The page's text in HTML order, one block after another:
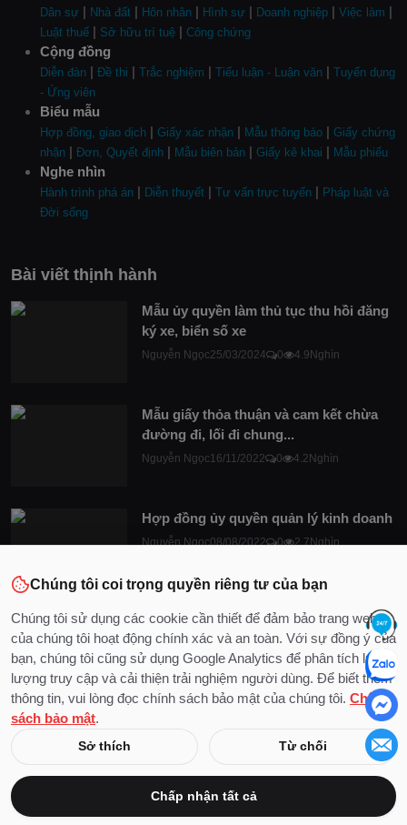
Dân sự | Nhà đất | Hôn nhân | Hình sự | Doanh nghiệp | Việc làm |
Luật thuế | Sở hữu trí tuệ | Công chứng
Cộng đồng
Diễn đàn | Đề thi | Trắc nghiệm | Tiểu luận - Luận văn | Tuyển dụng
- Ứng viên
Biểu mẫu
Hợp đồng, giao dịch | Giấy xác nhận | Mẫu thông báo | Giấy chứng
nhận | Đơn, Quyết định | Mẫu biên bản | Giấy kê khai | Mẫu phiếu
Nghe nhìn
Hành trình phá án | Diễn thuyết | Tư vấn trực tuyến | Pháp luật và
Đời sống
Bài viết thịnh hành
Mẫu ủy quyền làm thủ tục thu hồi đăng
ký xe, biển số xe
Nguyễn Ngọc25/03/2024 0 4.9Nghìn
Mẫu giấy thỏa thuận và cam kết chừa
đường đi, lối đi chung...
Nguyễn Ngọc16/11/2022 0 4.2Nghìn
Hợp đồng ủy quyền quản lý kinh doanh
Nguyễn Ngọc08/08/2022 0 2.7Nghìn
© 2020 - 2026 Bản quyền thuộc về DocLuat
Chúng tôi coi trọng quyền riêng tư của bạn
Chúng tôi sử dụng các cookie cần thiết để đảm bảo trang web
của chúng tôi hoạt động chính xác và an toàn. Với sự đồng ý của
bạn, chúng tôi cũng sử dụng Google Analytics để phân tích lưu
lượng truy cập và cải thiện trải nghiệm người dùng. Để biết thêm
thông tin, vui lòng đọc chính sách bảo mật của chúng tôi. Chính
sách bảo mật.
Sở thích Từ chối
Chấp nhận tất cả